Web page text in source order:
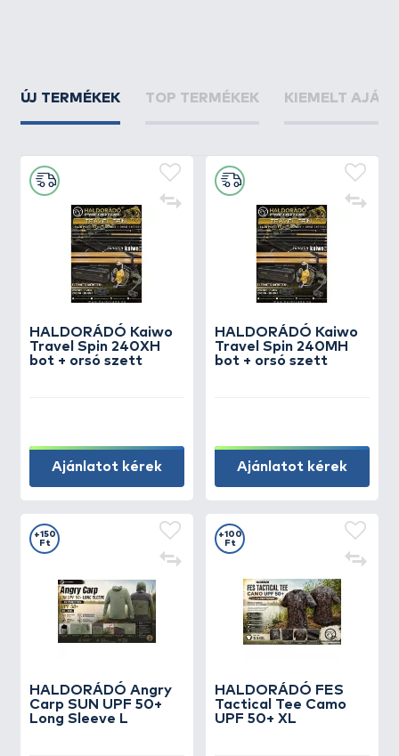
ÚJ TERMÉKEK TOP TERMÉKEK KIEMELT
HALDORÁDÓ Kaiwo
Travel Spin 240XH
bot + orsó szett
Ajánlatot kérek
HALDORÁDÓ Kaiwo
Travel Spin 240MH
bot + orsó szett
Ajánlatot kérek
HALDORÁDÓ Angry
Carp SUN UPF 50+
Long Sleeve L
+150
Ft
HALDORÁDÓ FES
Tactical Tee Camo
UPF 50+ XL
+100
Ft